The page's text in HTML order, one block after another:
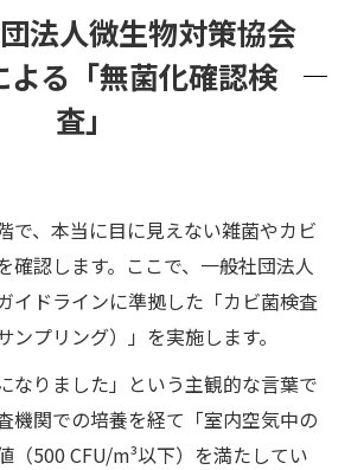
法人微生物対策協会
よる「無菌化確認検
査」
で、本当に目に見えない雑菌やカビ
確認します。ここで、一般社団法人
イドラインに準拠した「カビ菌検査
ンプリング）」を実施します。
なりました」という主観的な言葉で
機関での培養を経て「室内空気中の
（500 CFU/m³以下）を満たしてい